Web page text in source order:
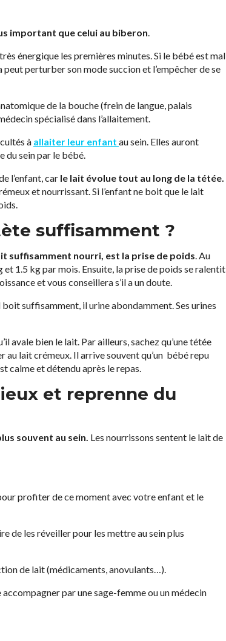
important que celui au biberon.
énergique les premières minutes. Si le bébé est mal
perturber son mode succion et l’empêcher de se
de la bouche (frein de langue, palais
spécialisé dans l’allaitement.
à allaiter leur enfant au sein. Elles auront
sein par le bébé.
l’enfant, car le lait évolue tout au long de la tétée.
et nourrissant. Si l’enfant ne boit que le lait
suffisamment ?
suffisamment nourri, est la prise de poids. Au
1.5 kg par mois. Ensuite, la prise de poids se ralentit
et vous conseillera s’il a un doute.
suffisamment, il urine abondamment. Ses urines
avale bien le lait. Par ailleurs, sachez qu’une tétée
au lait crémeux. Il arrive souvent qu’un bébé repu
calme et détendu après le repas.
et reprenne du
souvent au sein. Les nourrissons sentent le lait de
profiter de ce moment avec votre enfant et le
de les réveiller pour les mettre au sein plus
de lait (médicaments, anovulants…).
par une sage-femme ou un médecin